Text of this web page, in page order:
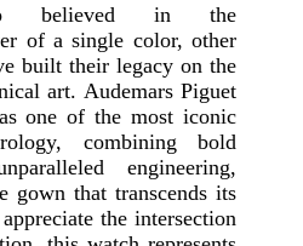
believed in the
of a single color, other
built their legacy on the
art. Audemars Piguet
one of the most iconic
combining bold
engineering,
gown that transcends its
the intersection